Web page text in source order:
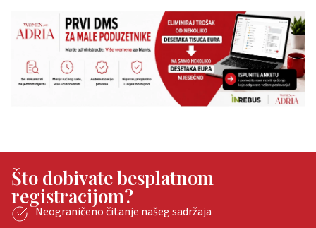
Što dobivate besplatnom
registracijom?
Neograničeno čitanje našeg sadržaja